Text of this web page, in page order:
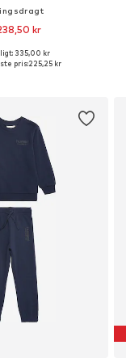
kr
størrelser
335,00 kr
pris:225,25 kr